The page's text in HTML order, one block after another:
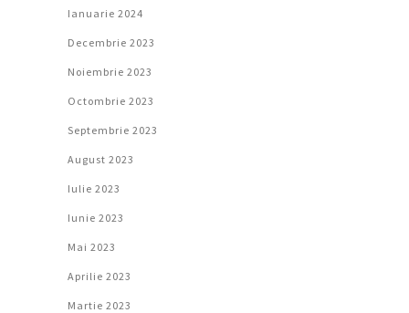
Ianuarie 2024
Decembrie 2023
Noiembrie 2023
Octombrie 2023
Septembrie 2023
August 2023
Iulie 2023
Iunie 2023
Mai 2023
Aprilie 2023
Martie 2023